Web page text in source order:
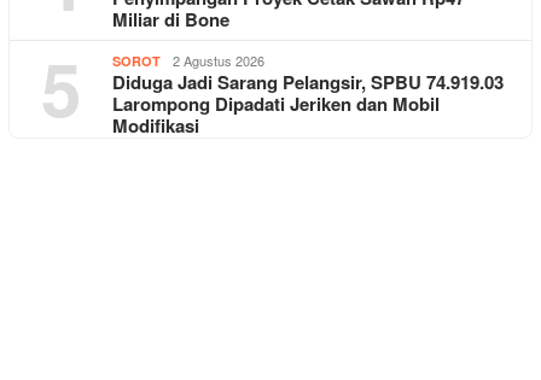
Miliar di Bone
5 SOROT 2 Agustus 2026
Diduga Jadi Sarang Pelangsir, SPBU 74.919.03
Larompong Dipadati Jeriken dan Mobil
Modifikasi